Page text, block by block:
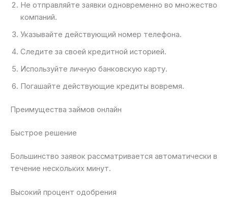
Не отправляйте заявки одновременно во множество
компаний.
Указывайте действующий номер телефона.
Следите за своей кредитной историей.
Используйте личную банковскую карту.
Погашайте действующие кредиты вовремя.
Преимущества займов онлайн
Быстрое решение
Большинство заявок рассматривается автоматически в
течение нескольких минут.
Высокий процент одобрения